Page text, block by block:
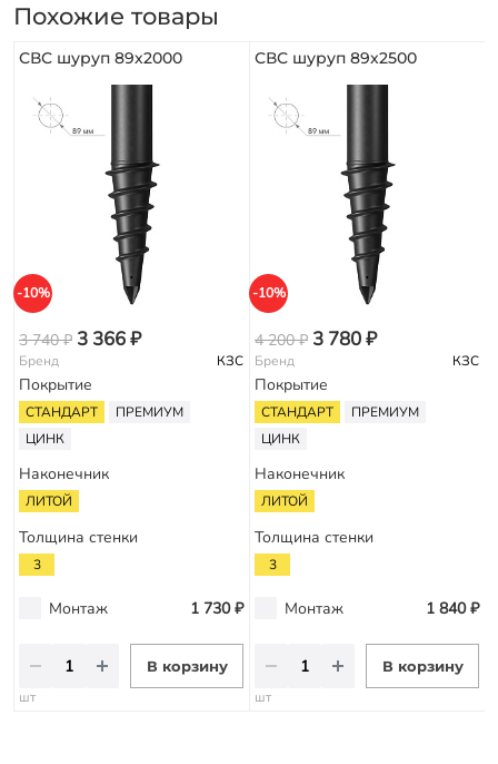
Похожие товары
СВС шуруп 89х2000
-10%
3 740 ₽ 3 366 ₽
Бренд КЗС
Покрытие
СТАНДАРТ
ПРЕМИУМ
ЦИНК
Наконечник
ЛИТОЙ
Толщина стенки
3
Монтаж 1 730 ₽
В корзину
шт
СВС шуруп 89х2500
-10%
4 200 ₽ 3 780 ₽
Бренд КЗС
Покрытие
СТАНДАРТ
ПРЕМИУМ
ЦИНК
Наконечник
ЛИТОЙ
Толщина стенки
3
Монтаж 1 840 ₽
В корзину
шт